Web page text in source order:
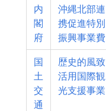
内
閣
府
沖縄北部連
携促進特別
振興事業費
国
土
交
通
歴史的風致
活用国際観
光支援事業